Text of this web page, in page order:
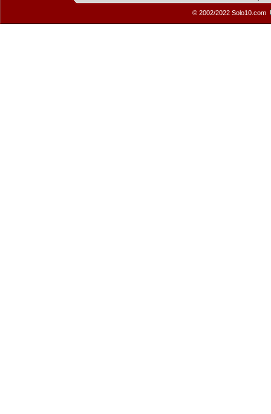
© 2002/2022 Solo10.com